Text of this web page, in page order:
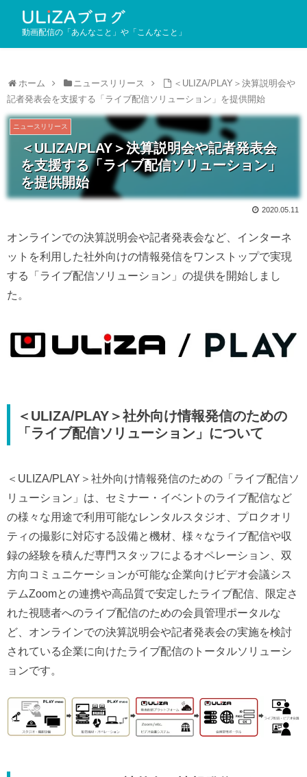
動画配信の「あんなこと」や「こんなこと」
ホーム ニュースリリース
＜ULIZA/PLAY＞決算説明会や
記者発表会を支援する「ライブ配信ソリューション」を提供開始
＜ULIZA/PLAY＞決算説明会や記者発表会
を支援する「ライブ配信ソリューション」
を提供開始
ニュースリリース
2020.05.11
オンラインでの決算説明会や記者発表会など、インターネ
ットを利用した社外向けの情報発信をワンストップで実現
する「ライブ配信ソリューション」の提供を開始しまし
た。
＜ULIZA/PLAY＞社外向け情報発信のための
「ライブ配信ソリューション」について
＜ULIZA/PLAY＞社外向け情報発信のための「ライブ配信ソ
リューション」は、セミナー・イベントのライブ配信など
の様々な用途で利用可能なレンタルスタジオ、プロクオリ
ティの撮影に対応する設備と機材、様々なライブ配信や収
録の経験を積んだ専門スタッフによるオペレーション、双
方向コミュニケーションが可能な企業向けビデオ会議シス
テムZoomとの連携や高品質で安定したライブ配信、限定さ
れた視聴者へのライブ配信のための会員管理ポータルな
ど、オンラインでの決算説明会や記者発表会の実施を検討
されている企業に向けたライブ配信のトータルソリューシ
ョンです。